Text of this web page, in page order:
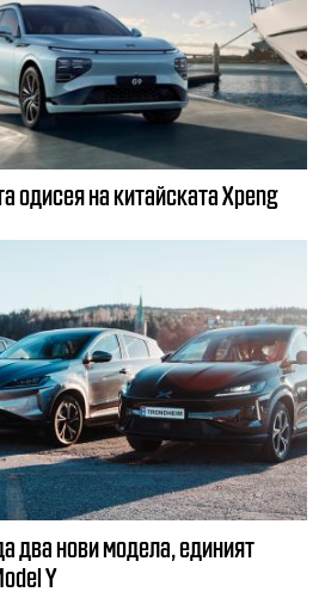
одисея на китайската Xpeng
два нови модела, единият
Y